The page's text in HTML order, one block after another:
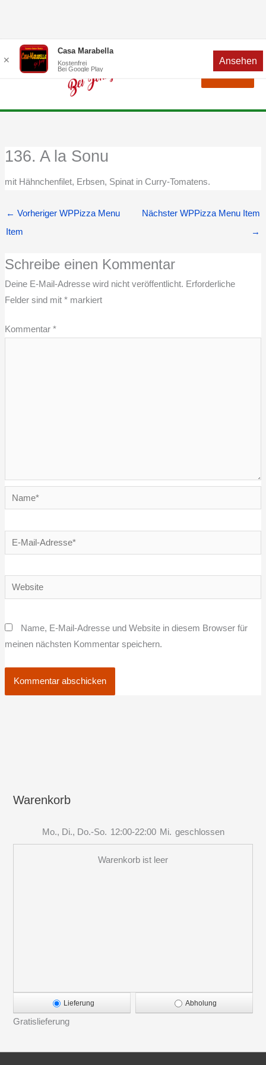
Inhalt
Menü
136. A la Sonu
mit Hähnchenfilet, Erbsen, Spinat in Curry-Tomatens.
← Vorheriger WPPizza Menu
Item
Nächster WPPizza Menu Item
→
Schreibe einen Kommentar
Deine E-Mail-Adresse wird nicht veröffentlicht. Erforderliche
Felder sind mit *markiert
Kommentar *
Name*
E-
Mail-
Website
Name, E-Mail-Adresse und Website in diesem Browser für
meinen nächsten Kommentar speichern.
Warenkorb
Mo., Di., Do.-So. 12:00-22:00 Mi. geschlossen
Warenkorb ist leer
Lieferung Abholung
Gratislieferung
✕
Casa Marabella
Kostenfrei
Bei Google Play
Ansehen